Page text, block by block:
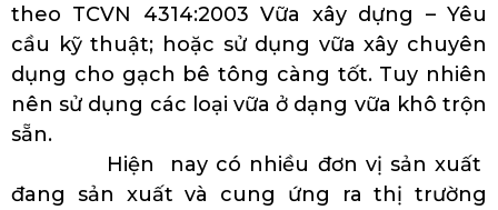
theo TCVN 4314:2003 Vữa xây dựng – Yêu
cầu kỹ thuật; hoặc sử dụng vữa xây chuyên
dụng cho gạch bê tông càng tốt. Tuy nhiên
nên sử dụng các loại vữa ở dạng vữa khô trộn
sẵn.
Hiện nay có nhiều đơn vị sản xuất
đang sản xuất và cung ứng ra thị trường